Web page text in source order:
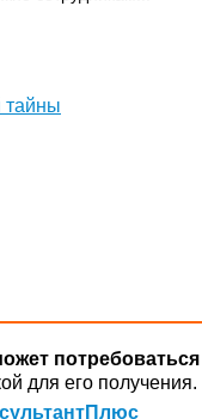
тайны
потребоваться
для его получения.